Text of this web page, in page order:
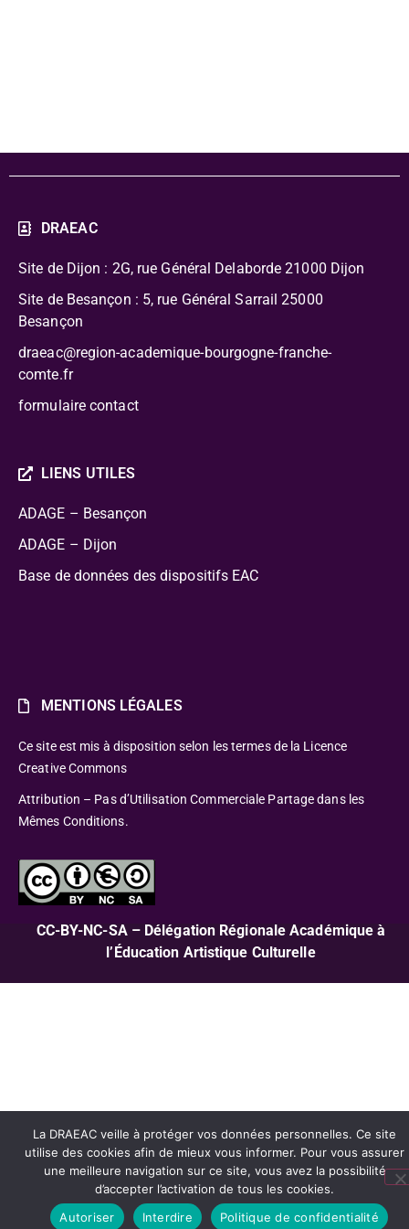
DRAEAC
Site de Dijon : 2G, rue Général Delaborde 21000 Dijon
Site de Besançon : 5, rue Général Sarrail 25000
Besançon
draeac@region-academique-bourgogne-franche-
comte.fr
formulaire contact
LIENS UTILES
ADAGE – Besançon
ADAGE – Dijon
Base de données des dispositifs EAC
MENTIONS LÉGALES
Ce site est mis à disposition selon les termes de la Licence
Creative Commons
Attribution – Pas d’Utilisation Commerciale Partage dans les
Mêmes Conditions.
CC-BY-NC-SA – Délégation Régionale Académique à
l’Éducation Artistique Culturelle
La DRAEAC veille à protéger vos données personnelles. Ce site
utilise des cookies afin de mieux vous informer. Pour vous assurer
une meilleure navigation sur ce site, vous avez la possibilité
d’accepter l’activation de tous les cookies.
Autoriser
Interdire Politique de confidentialité